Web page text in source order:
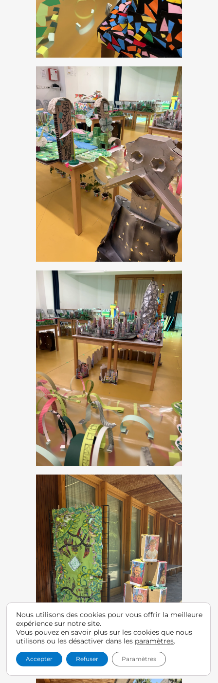
Nous utilisons des cookies pour vous offrir la meilleure
expérience sur notre site.
Vous pouvez en savoir plus sur les cookies que nous
utilisons ou les désactiver dans les paramètres.
Accepter Refuser Paramètres